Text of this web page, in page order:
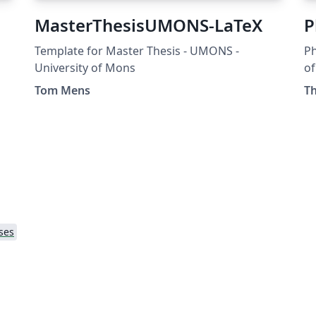
MasterThesisUMONS-LaTeX
Template for Master Thesis - UMONS -
University of Mons
Tom Mens